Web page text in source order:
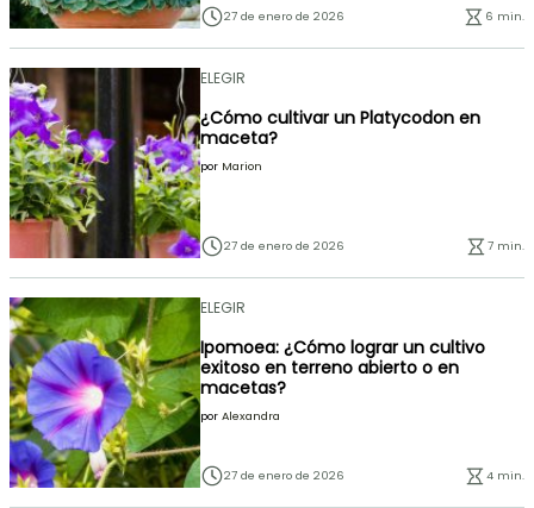
27 de enero de 2026 6 min.
ELEGIR
¿Cómo cultivar un Platycodon en
maceta?
por Marion
27 de enero de 2026 7 min.
ELEGIR
Ipomoea: ¿Cómo lograr un cultivo
exitoso en terreno abierto o en
macetas?
por Alexandra
27 de enero de 2026 4 min.